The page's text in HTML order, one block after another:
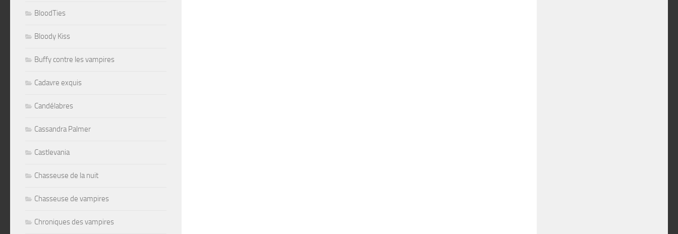
BloodTies
Bloody Kiss
Buffy contre les vampires
Cadavre exquis
Candélabres
Cassandra Palmer
Castlevania
Chasseuse de la nuit
Chasseuse de vampires
Chroniques des vampires